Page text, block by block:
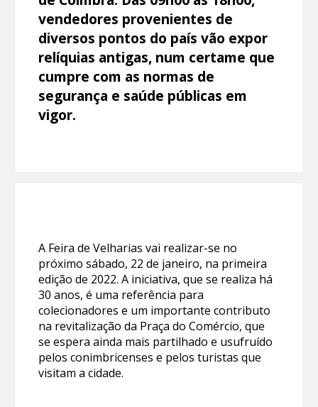
vendedores provenientes de
diversos pontos do país vão expor
relíquias antigas, num certame que
cumpre com as normas de
segurança e saúde públicas em
vigor.
A Feira de Velharias vai realizar-se no
próximo sábado, 22 de janeiro, na primeira
edição de 2022. A iniciativa, que se realiza há
30 anos, é uma referência para
colecionadores e um importante contributo
na revitalização da Praça do Comércio, que
se espera ainda mais partilhado e usufruído
pelos conimbricenses e pelos turistas que
visitam a cidade.